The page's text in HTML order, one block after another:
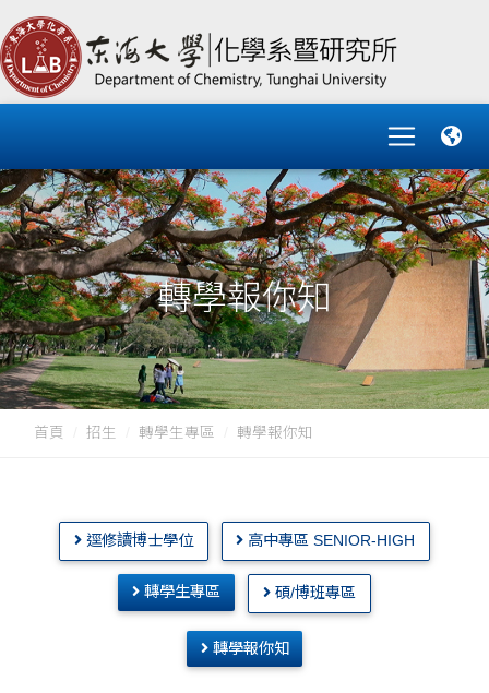
轉學報你知
首頁 招生 轉學生專區 轉學報你知
逕修讀博士學位 高中專區 SENIOR-HIGH
轉學生專區 碩/博班專區
轉學報你知